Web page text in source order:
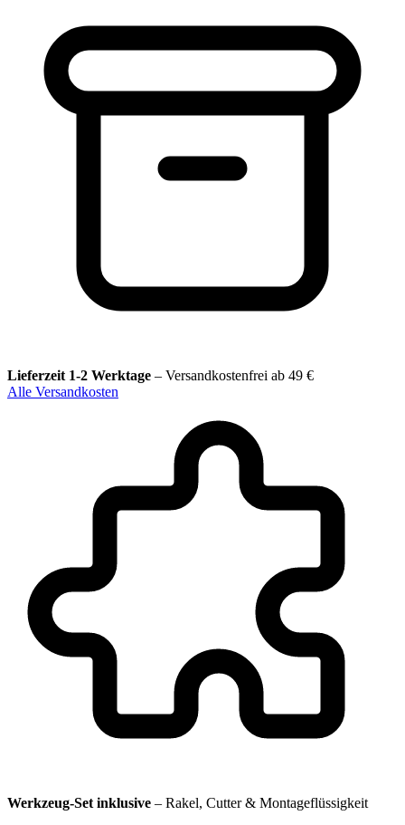
Lieferzeit 1-2 Werktage – Versandkostenfrei ab 49 €
Alle Versandkosten
Werkzeug-Set inklusive – Rakel, Cutter & Montageflüssigkeit